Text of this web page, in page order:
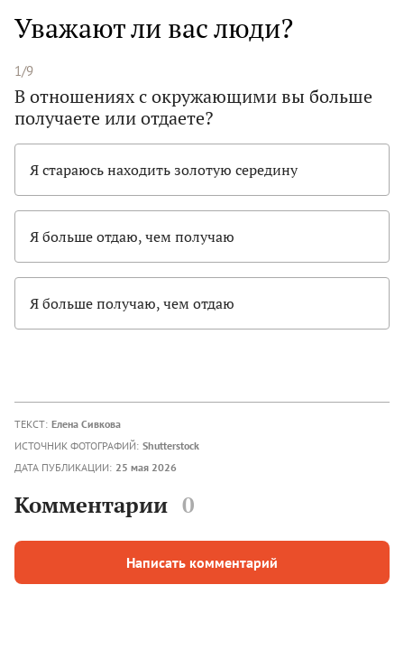
Уважают ли вас люди?
1/9
В отношениях с окружающими вы больше
получаете или отдаете?
Я стараюсь находить золотую середину
Я больше отдаю, чем получаю
Я больше получаю, чем отдаю
ТЕКСТ: Елена Сивкова
ИСТОЧНИК ФОТОГРАФИЙ: Shutterstock
ДАТА ПУБЛИКАЦИИ: 25 мая 2026
Комментарии 0
Написать комментарий